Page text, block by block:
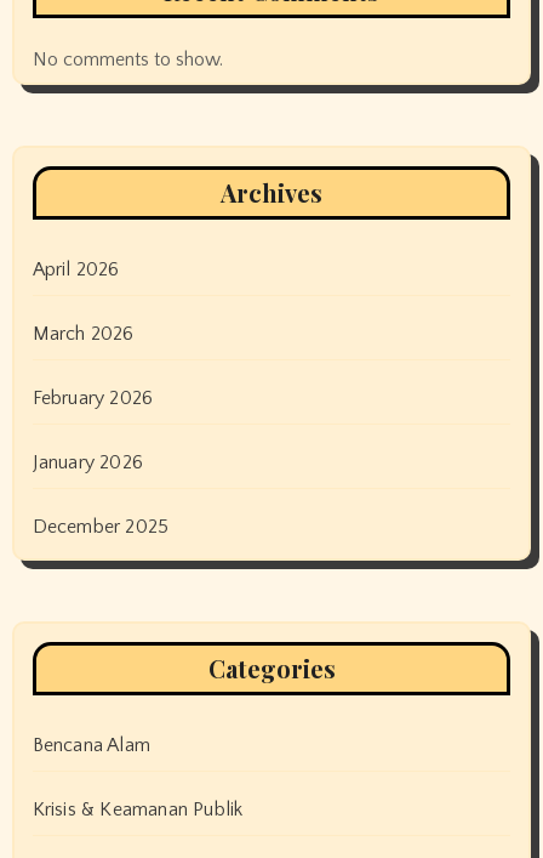
No comments to show.
Archives
April 2026
March 2026
February 2026
January 2026
December 2025
Categories
Bencana Alam
Krisis & Keamanan Publik